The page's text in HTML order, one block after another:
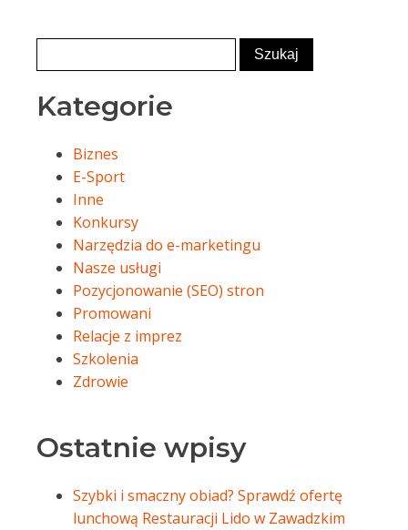
Kategorie
Biznes
E-Sport
Inne
Konkursy
Narzędzia do e-marketingu
Nasze usługi
Pozycjonowanie (SEO) stron
Promowani
Relacje z imprez
Szkolenia
Zdrowie
Ostatnie wpisy
Szybki i smaczny obiad? Sprawdź ofertę
lunchową Restauracji Lido w Zawadzkim